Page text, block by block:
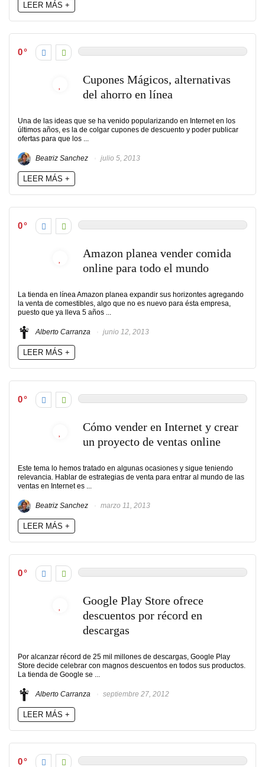
LEER MÁS +
0
Cupones Mágicos, alternativas
del ahorro en línea
Una de las ideas que se ha venido popularizando en Internet en los
últimos años, es la de colgar cupones de descuento y poder publicar
ofertas para que los ...
Beatriz Sanchez julio 5, 2013
LEER MÁS +
0
Amazon planea vender comida
online para todo el mundo
La tienda en línea Amazon planea expandir sus horizontes agregando
la venta de comestibles, algo que no es nuevo para ésta empresa,
puesto que ya lleva 5 años ...
Alberto Carranza junio 12, 2013
LEER MÁS +
0
Cómo vender en Internet y crear
un proyecto de ventas online
Este tema lo hemos tratado en algunas ocasiones y sigue teniendo
relevancia. Hablar de estrategias de venta para entrar al mundo de las
ventas en Internet es ...
Beatriz Sanchez marzo 11, 2013
LEER MÁS +
0
Google Play Store ofrece
descuentos por récord en
descargas
Por alcanzar récord de 25 mil millones de descargas, Google Play
Store decide celebrar con magnos descuentos en todos sus productos.
La tienda de Google se ...
Alberto Carranza septiembre 27, 2012
LEER MÁS +
0